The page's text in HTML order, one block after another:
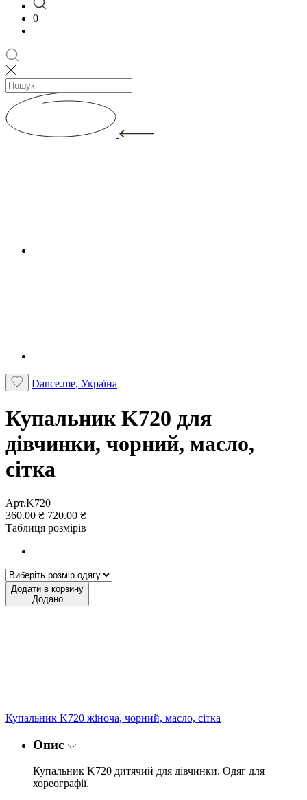
0
Dance.me, Україна
Купальник K720 для
дівчинки, чорний, масло,
сітка
Арт.K720
360.00 ₴ 720.00 ₴
Таблиця розмірів
Додати в корзину
Додано
Купальник K720 жіноча, чорний, масло, сітка
Опис
Купальник K720 дитячий для дівчинки. Одяг для
хореографії.